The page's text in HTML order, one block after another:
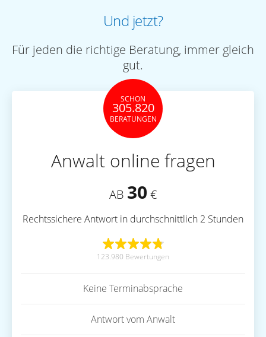
Und jetzt?
Für jeden die richtige Beratung, immer gleich
gut.
SCHON
305.820
BERATUNGEN
Anwalt online fragen
AB 30 €
Rechtssichere Antwort in durchschnittlich 2 Stunden
123.980 Bewertungen
Keine Terminabsprache
Antwort vom Anwalt